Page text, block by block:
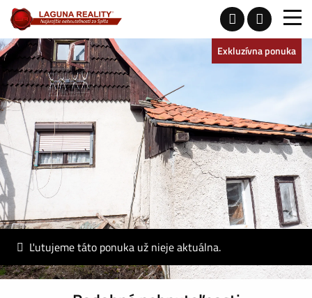
Exkluzívna ponuka
Ľutujeme táto ponuka už nieje aktuálna.